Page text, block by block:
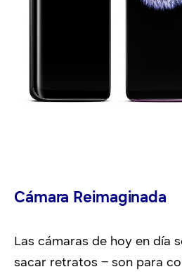
Cámara Reimaginada
Las cámaras de hoy en día
sacar retratos – son para